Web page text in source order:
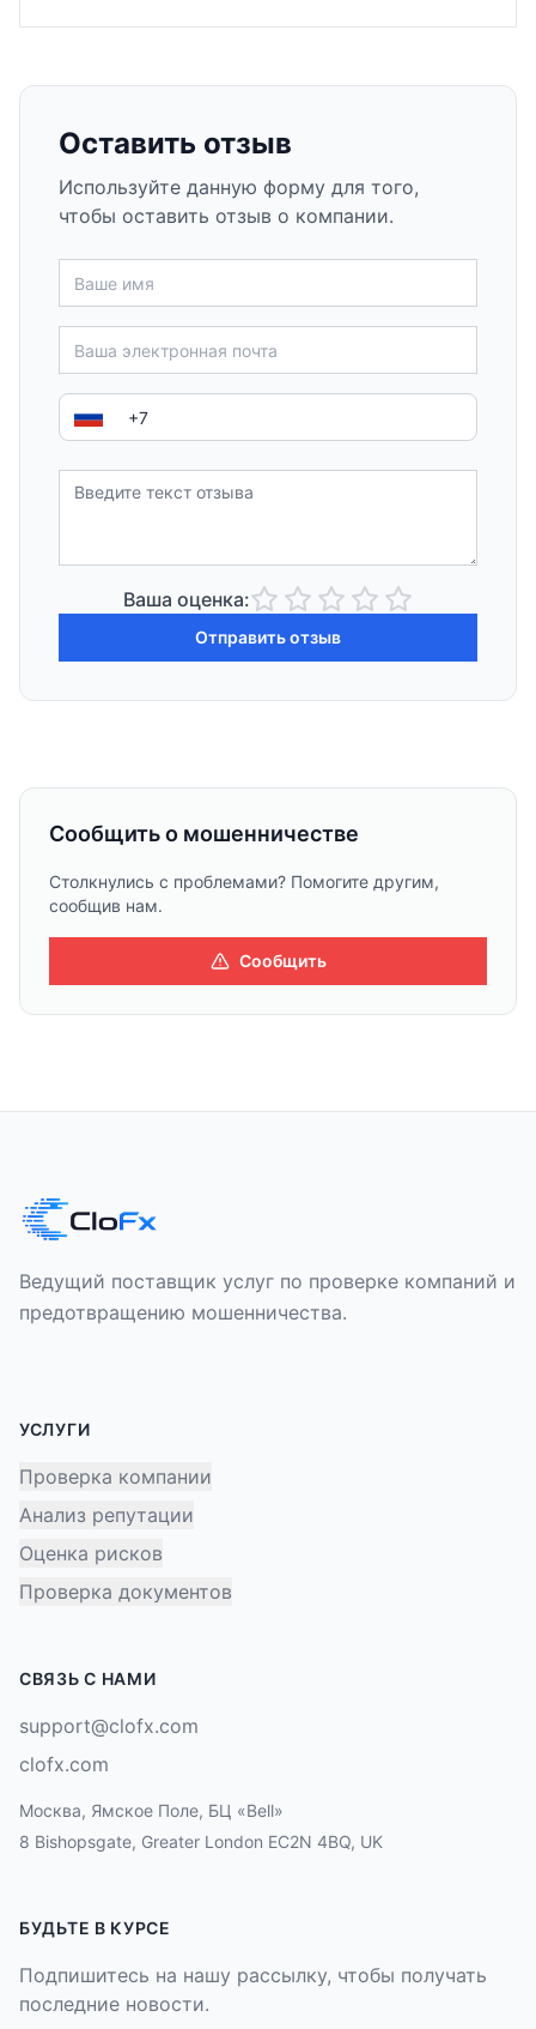
Оставить отзыв
Используйте данную форму для того,
чтобы оставить отзыв о компании.
Ваша оценка:
Отправить отзыв
Сообщить о мошенничестве
Столкнулись с проблемами? Помогите другим,
сообщив нам.
Сообщить
Ведущий поставщик услуг по проверке компаний и
предотвращению мошенничества.
УСЛУГИ
Проверка компании
Анализ репутации
Оценка рисков
Проверка документов
СВЯЗЬ С НАМИ
support@clofx.com
clofx.com
Москва, Ямское Поле, БЦ «Bell»
8 Bishopsgate, Greater London EC2N 4BQ, UK
БУДЬТЕ В КУРСЕ
Подпишитесь на нашу рассылку, чтобы получать
последние новости.